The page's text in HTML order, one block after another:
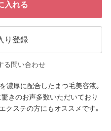
入れる
り登録
る問い合わせ
濃厚に配合したまつ毛美容液｡
きのお声多数いただいており
クステの方にもオススメです｡